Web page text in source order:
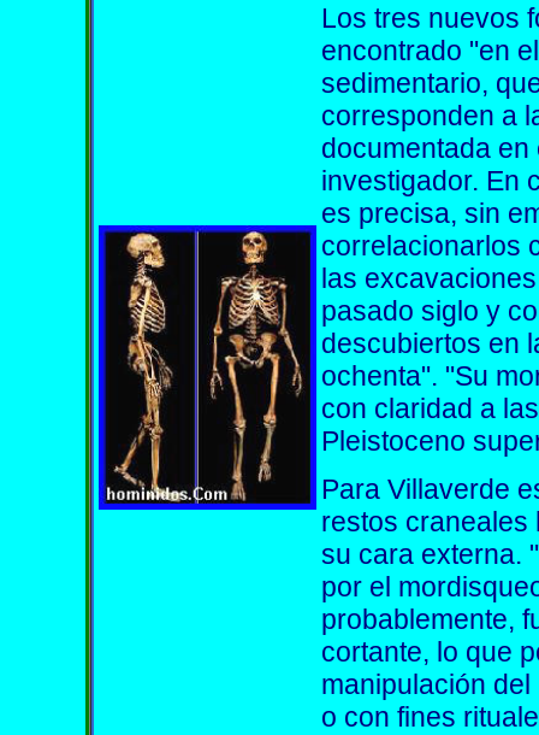
Los tres nuevos
encontrado "en
sedimentario,
corresponden a
documentada
investigador. En
es precisa, sin
correlacionarlos
las
pasado siglo y
descubiertos en
ochenta". "Su
con claridad a
Pleistoceno
Para Villaverde
restos craneales
su cara externa.
por el
probablemente,
cortante, lo que
manipulación
o con fines